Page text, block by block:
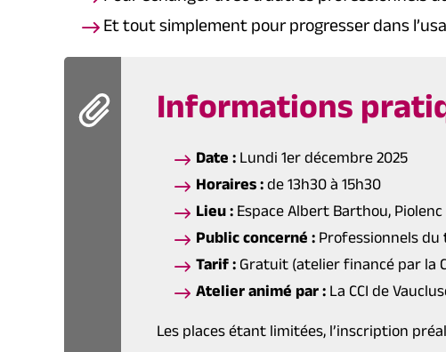
Et tout simplement pour progresser dans
Informations
Date :Lundi 1er décembre 2025
Horaires :de 13h30 à 15h30
Lieu :Espace Albert Barthou, Piolenc
Public concerné :Professionnels
Tarif :Gratuit (atelier financé par la
Atelier animé par :La CCI de
Les places étant limitées, l’inscription